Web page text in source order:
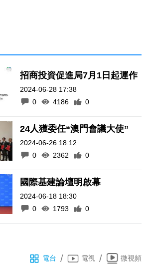
招商投資促進局7月1日起運作
2024-06-28 17:38
0
4186 0
24人獲委任“澳門會議大使”
2024-06-26 18:12
0
2362 0
國際基建論壇明啟幕
2024-06-18 18:30
0
1793 0
電台 / 電視 / 微視頻